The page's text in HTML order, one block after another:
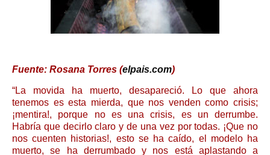
Fuente: Rosana Torres (elpais.com)
“La movida ha muerto, desapareció. Lo que ahora
tenemos es esta mierda, que nos venden como crisis;
¡mentira!, porque no es una crisis, es un derrumbe.
Habría que decirlo claro y de una vez por todas. ¡Que no
nos cuenten historias!, esto se ha caído, el modelo ha
muerto, se ha derrumbado y nos está aplastando a